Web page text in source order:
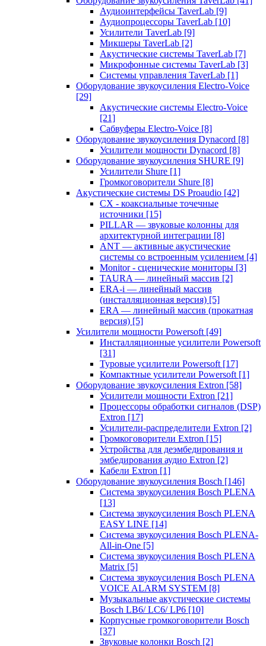
Аудиоинтерфейсы TaverLab [9]
Аудиопроцессоры TaverLab [10]
Усилители TaverLab [9]
Микшеры TaverLab [2]
Акустические системы TaverLab [7]
Микрофонные системы TaverLab [3]
Системы управления TaverLab [1]
Оборудование звукоусиления Electro-Voice
[29]
Акустические системы Electro-Voice
[21]
Сабвуферы Electro-Voice [8]
Оборудование звукоусиления Dynacord [8]
Усилители мощности Dynacord [8]
Оборудование звукоусиления SHURE [9]
Усилители Shure [1]
Громкоговорители Shure [8]
Акустические системы DS Proaudio [42]
CX - коаксиальные точечные
источники [15]
PILLAR — звуковые колонны для
архитектурной интеграции [8]
ANT — активные акустические
системы со встроенным усилением [4]
Monitor - сценические мониторы [3]
TAURA — линейный массив [2]
ERA-i — линейный массив
(инсталляционная версия) [5]
ERA — линейный массив (прокатная
версия) [5]
Усилители мощности Powersoft [49]
Инсталляционные усилители Powersoft
[31]
Туровые усилители Powersoft [17]
Компактные усилители Powersoft [1]
Оборудование звукоусиления Extron [58]
Усилители мощности Extron [21]
Процессоры обработки сигналов (DSP)
Extron [17]
Усилители-распределители Extron [2]
Громкоговорители Extron [15]
Устройства для деэмбедирования и
эмбедирования аудио Extron [2]
Кабели Extron [1]
Оборудование звукоусиления Bosch [146]
Система звукоусиления Bosch PLENA
[13]
Система звукоусиления Bosch PLENA
EASY LINE [14]
Система звукоусиления Bosch PLENA-
All-in-One [5]
Система звукоусиления Bosch PLENA
Matrix [5]
Система звукоусиления Bosch PLENA
VOICE ALARM SYSTEM [8]
Музыкальные акустические системы
Bosch LB6/ LC6/ LP6 [10]
Корпусные громкоговорители Bosch
[37]
Звуковые колонки Bosch [2]